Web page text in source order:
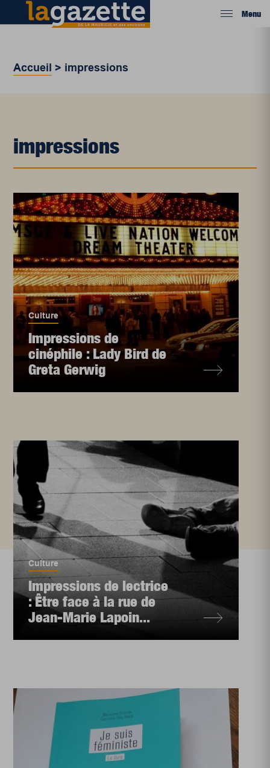
Menu
Accueil > impressions
impressions
Culture
Impressions de
cinéphile : Lady Bird de
Greta Gerwig
Culture
Impressions de lectrice
: Être face à la rue de
Jean-Marie Lapoin...